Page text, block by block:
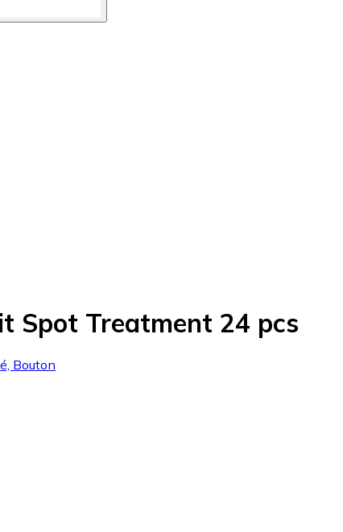
Spot Treatment 24 pcs
Bouton